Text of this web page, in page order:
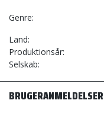
Genre
Land
Produktionsår
Selskab
BRUGERANMELDELSER